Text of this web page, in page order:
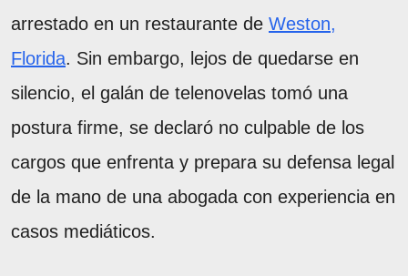
arrestado en un restaurante de Weston,
Florida. Sin embargo, lejos de quedarse en
silencio, el galán de telenovelas tomó una
postura firme, se declaró no culpable de los
cargos que enfrenta y prepara su defensa legal
de la mano de una abogada con experiencia en
casos mediáticos.